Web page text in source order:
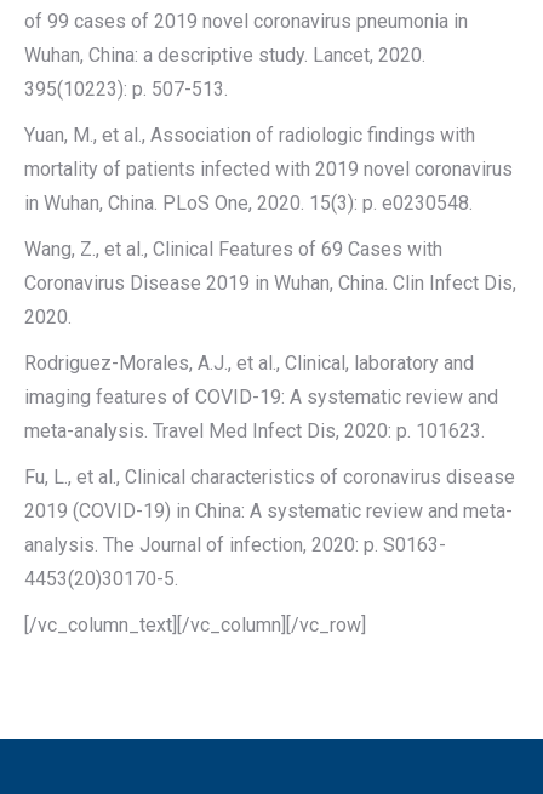
of 99 cases of 2019 novel coronavirus pneumonia in
Wuhan, China: a descriptive study. Lancet, 2020.
395(10223): p. 507-513.
Yuan, M., et al., Association of radiologic findings with
mortality of patients infected with 2019 novel coronavirus
in Wuhan, China. PLoS One, 2020. 15(3): p. e0230548.
Wang, Z., et al., Clinical Features of 69 Cases with
Coronavirus Disease 2019 in Wuhan, China. Clin Infect Dis,
2020.
Rodriguez-Morales, A.J., et al., Clinical, laboratory and
imaging features of COVID-19: A systematic review and
meta-analysis. Travel Med Infect Dis, 2020: p. 101623.
Fu, L., et al., Clinical characteristics of coronavirus disease
2019 (COVID-19) in China: A systematic review and meta-
analysis. The Journal of infection, 2020: p. S0163-
4453(20)30170-5.
[/vc_column_text][/vc_column][/vc_row]